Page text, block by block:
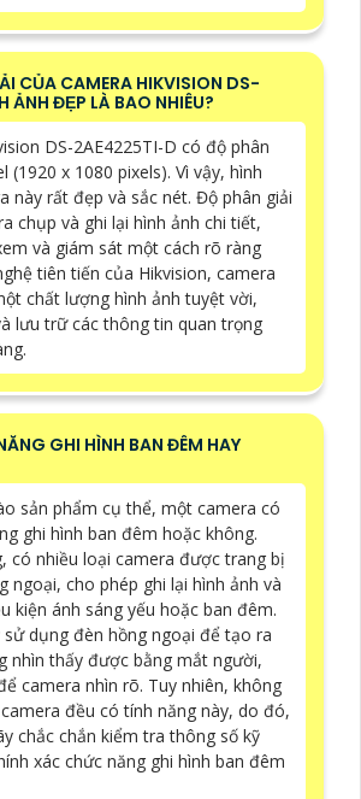
CỦA CAMERA HIKVISION DS-
ẢNH ĐẸP LÀ BAO NHIÊU?
DS-2AE4225TI-D có độ phân
(1920 x 1080 pixels). Vì vậy, hình
này rất đẹp và sắc nét. Độ phân giải
chụp và ghi lại hình ảnh chi tiết,
và giám sát một cách rõ ràng
tiên tiến của Hikvision, camera
chất lượng hình ảnh tuyệt vời,
lưu trữ các thông tin quan trọng
GHI HÌNH BAN ĐÊM HAY
sản phẩm cụ thể, một camera có
ghi hình ban đêm hoặc không.
có nhiều loại camera được trang bị
ngoại, cho phép ghi lại hình ảnh và
kiện ánh sáng yếu hoặc ban đêm.
sử dụng đèn hồng ngoại để tạo ra
nhìn thấy được bằng mắt người,
camera nhìn rõ. Tuy nhiên, không
đều có tính năng này, do đó,
chắc chắn kiểm tra thông số kỹ
xác chức năng ghi hình ban đêm